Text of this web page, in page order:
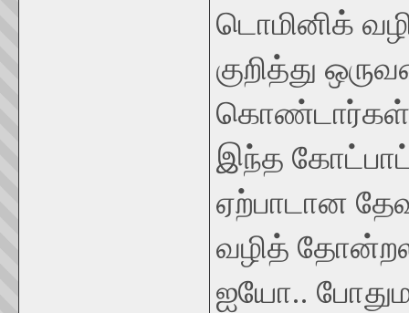
டொமினிக் வழி
குறித்து
கொண்டார்கள்.
இந்த
ஏற்பாடான தேவ
வழித்
ஐயோ..